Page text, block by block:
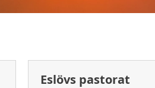
Eslövs pastorat